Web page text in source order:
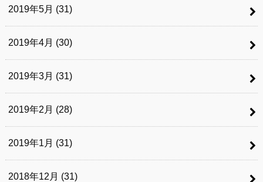
2019年5月 (31)
2019年4月 (30)
2019年3月 (31)
2019年2月 (28)
2019年1月 (31)
2018年12月 (31)